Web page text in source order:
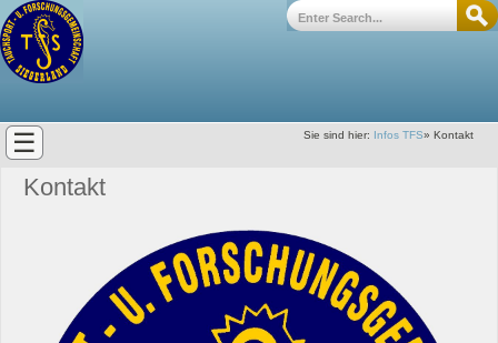
☰ Sie sind hier: Infos TFS»Kontakt
Kontakt